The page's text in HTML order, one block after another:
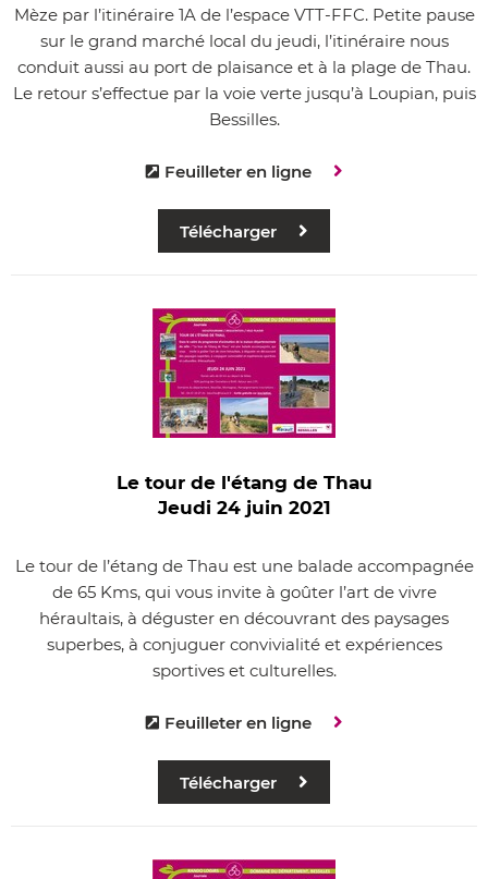
Mèze par l’itinéraire 1A de l’espace VTT-FFC. Petite pause
sur le grand marché local du jeudi, l’itinéraire nous
conduit aussi au port de plaisance et à la plage de Thau.
Le retour s’effectue par la voie verte jusqu’à Loupian, puis
Bessilles.
Feuilleter en ligne
Télécharger
Le tour de l'étang de Thau
Jeudi 24 juin 2021
Le tour de l’étang de Thau est une balade accompagnée
de 65 Kms, qui vous invite à goûter l’art de vivre
héraultais, à déguster en découvrant des paysages
superbes, à conjuguer convivialité et expériences
sportives et culturelles.
Feuilleter en ligne
Télécharger